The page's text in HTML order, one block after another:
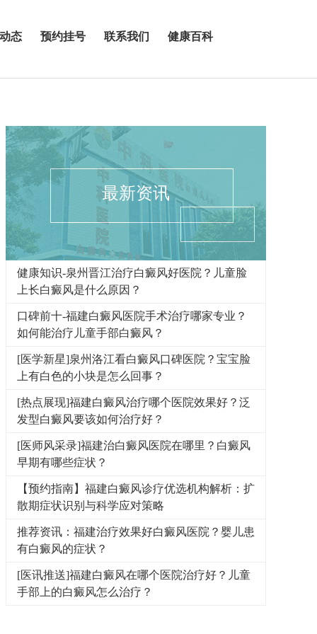
态 预约挂号 联系我们 健康百科
最新资讯
健康知识-泉州晋江治疗白癜风好医院？儿童脸
上长白癜风是什么原因？
口碑前十-福建白癜风医院手术治疗哪家专业？
如何能治疗儿童手部白癜风？
[医学新星]泉州洛江看白癜风口碑医院？宝宝脸
上有白色的小块是怎么回事？
[热点展现]福建白癜风治疗哪个医院效果好？泛
发型白癜风要该如何治疗好？
[医师风采录]福建治白癜风医院在哪里？白癜风
早期有哪些症状？
【预约指南】福建白癜风诊疗优选机构解析：扩
散期症状识别与科学应对策略
推荐资讯：福建治疗效果好白癜风医院？婴儿患
有白癜风的症状？
[医讯推送]福建白癜风在哪个医院治疗好？儿童
手部上的白癜风怎么治疗？